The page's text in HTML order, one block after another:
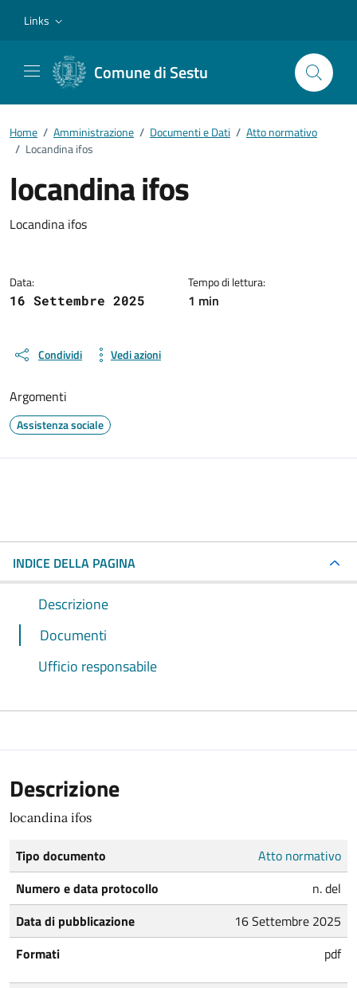
Links
Comune di Sestu
Home / Amministrazione / Documenti e Dati / Atto normativo
/ Locandina ifos
locandina ifos
Dettagli del documento
Locandina ifos
Data:
16 Settembre 2025
Tempo di lettura:
1 min
Condividi Vedi azioni
Argomenti
Assistenza sociale
INDICE DELLA PAGINA
Descrizione
Documenti
Ufficio responsabile
Descrizione
locandina ifos
Tipo documento
Atto normativo
Numero e data protocollo
n. del
Data di pubblicazione
16 Settembre 2025
Formati
pdf